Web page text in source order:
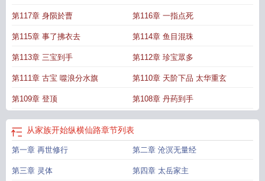
第117章 身陨於曹 第116章 一指点死
第115章 事了拂衣去 第114章 鱼目混珠
第113章 三宝到手 第112章 珍宝眾多
第111章 古宝 噬浪分水旗 第110章 天阶下品 太华重玄
第109章 登顶 第108章 丹药到手
从家族开始纵横仙路章节列表
第一章 再世修行 第二章 沧溟无量经
第三章 灵体 第四章 太岳家主